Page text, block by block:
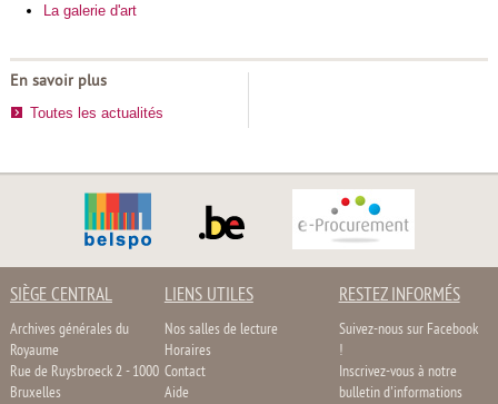
La galerie d'art
En savoir plus
Toutes les actualités
SIÈGE CENTRAL
Archives générales du
Royaume
Rue de Ruysbroeck 2 - 1000
Bruxelles
LIENS UTILES
Nos salles de lecture
Horaires
Contact
Aide
RESTEZ INFORMÉS
Suivez-nous sur Facebook
!
Inscrivez-vous à notre
bulletin d'informations